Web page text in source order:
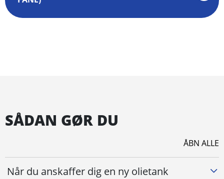
SÅDAN GØR DU
ÅBN ALLE
Når du anskaffer dig en ny olietank